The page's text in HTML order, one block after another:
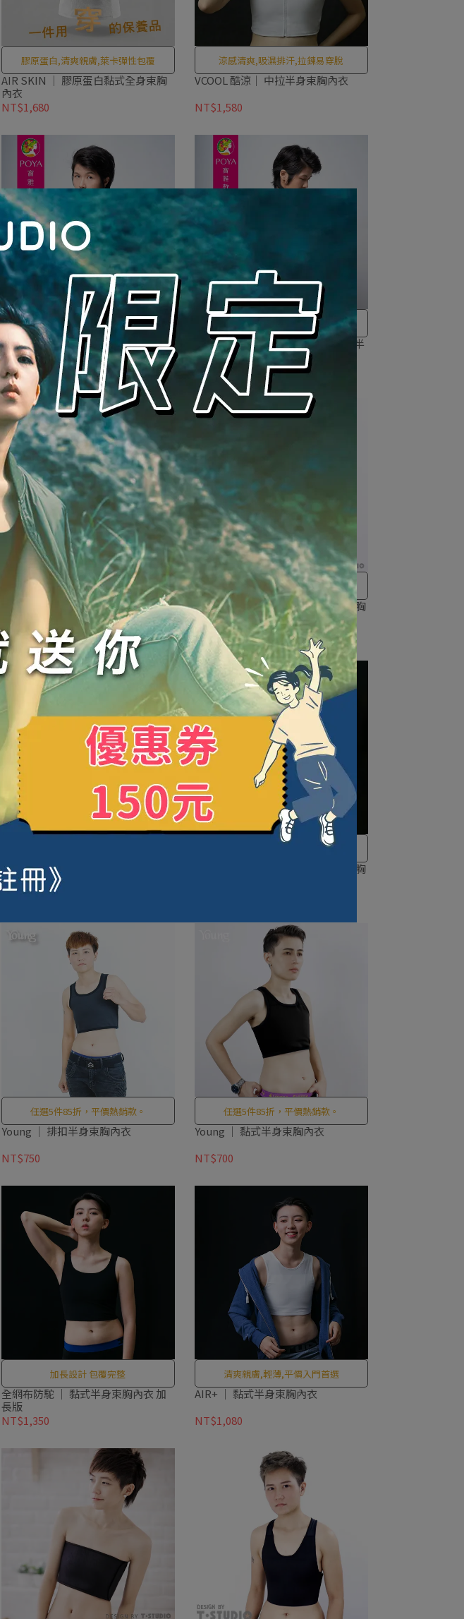
膠原蛋白,清爽親膚,萊卡彈性包覆
AIR SKIN ｜ 膠原蛋白黏式全身束胸
內衣
NT$1,680
涼感清爽,吸濕排汗,拉鍊易穿脫
VCOOL 酷涼｜ 中拉半身束胸內衣
NT$1,580
平價升級熱銷款
Young ｜【升級】【寶雅款】黏式半
身束胸內衣
NT$800
平價升級熱銷款
Young ｜【升級】【寶雅款】排扣半
身束胸內衣
NT$850
出清特價5折起!! 售完為止!!
【福利品】U領小蛙 ｜ 黏式全身束胸
內衣
NT$850NT$1,700
出清特價5折起!! 售完為止!!
【福利品】U領小蛙 ｜ 套頭全身束胸
內衣
NT$700NT$1,400
【福利品】U領小蛙 ｜ 拉鍊半身束胸
內衣
NT$550NT$1,100
出清特價5折起!! 售完為止!!
【福利品】U領小蛙 ｜ 黏式半身束胸
任選5件85折，平價熱銷款。
Young ｜ 排扣半身束胸內衣
NT$750
任選5件85折，平價熱銷款。
Young ｜ 黏式半身束胸內衣
NT$700
加長設計 包覆完整
全網布防駝 ｜ 黏式半身束胸內衣 加
長版
NT$1,350
清爽親膚,輕薄,平價入門首選
AIR+ ｜ 黏式半身束胸內衣
NT$1,080